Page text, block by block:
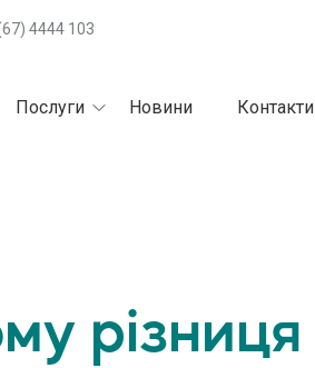
4444 103
Послуги Новини Контакти
різниця